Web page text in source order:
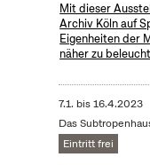
Mit dieser
Archiv Köln auf
Eigenheiten der
näher zu
7.1. bis16.4.2023
Das
Eintritt frei